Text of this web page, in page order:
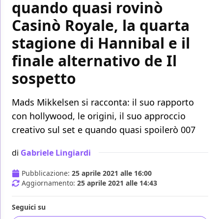
quando quasi rovinò
Casinò Royale, la quarta
stagione di Hannibal e il
finale alternativo de Il
sospetto
Mads Mikkelsen si racconta: il suo rapporto
con hollywood, le origini, il suo approccio
creativo sul set e quando quasi spoilerò 007
di Gabriele Lingiardi
Pubblicazione: 25 aprile 2021 alle 16:00
Aggiornamento: 25 aprile 2021 alle 14:43
Seguici su